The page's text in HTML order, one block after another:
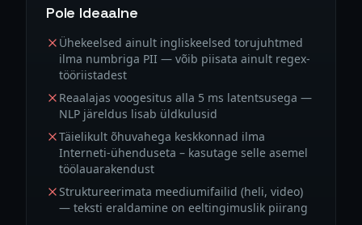
Pole Ideaalne
Ühekeelsed ainult ingliskeelsed torujuhtmed
ilma numbriga PII — võib piisata ainult regex-
tööriistadest
Reaalajas voogesitus alla 5 ms latentsusega —
NLP järeldus lisab üldkulusid
Täielikult õhuvahega keskkonnad ilma
Interneti-ühenduseta – kasutage selle asemel
töölauarakendust
Struktureerimata meediumifailid (heli, video)
— teksti eraldamine on eeltingimuslik piirang